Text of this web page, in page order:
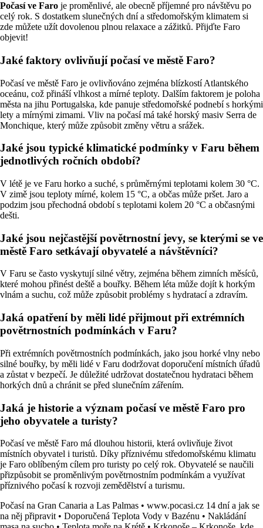
Počasí ve Faro je proměnlivé, ale obecně příjemné pro návštěvu po
celý rok. S dostatkem slunečných dní a středomořským klimatem si
zde můžete užít dovolenou plnou relaxace a zážitků. Přijďte Faro
objevit!
Jaké faktory ovlivňují počasí ve městě Faro?
Počasí ve městě Faro je ovlivňováno zejména blízkostí Atlantského
oceánu, což přináší vlhkost a mírné teploty. Dalším faktorem je poloha
města na jihu Portugalska, kde panuje středomořské podnebí s horkými
lety a mírnými zimami. Vliv na počasí má také horský masiv Serra de
Monchique, který může způsobit změny větru a srážek.
Jaké jsou typické klimatické podmínky v Faru během
jednotlivých ročních období?
V létě je ve Faru horko a suché, s průměrnými teplotami kolem 30 °C.
V zimě jsou teploty mírné, kolem 15 °C, a občas může pršet. Jaro a
podzim jsou přechodná období s teplotami kolem 20 °C a občasnými
dešti.
Jaké jsou nejčastější povětrnostní jevy, se kterými se ve
městě Faro setkávají obyvatelé a návštěvníci?
V Faru se často vyskytují silné větry, zejména během zimních měsíců,
které mohou přinést deště a bouřky. Během léta může dojít k horkým
vlnám a suchu, což může způsobit problémy s hydratací a zdravím.
Jaká opatření by měli lidé přijmout při extrémních
povětrnostních podmínkách v Faru?
Při extrémních povětrnostních podmínkách, jako jsou horké vlny nebo
silné bouřky, by měli lidé v Faru dodržovat doporučení místních úřadů
a zůstat v bezpečí. Je důležité udržovat dostatečnou hydrataci během
horkých dnů a chránit se před slunečním zářením.
Jaká je historie a význam počasí ve městě Faro pro
jeho obyvatele a turisty?
Počasí ve městě Faro má dlouhou historii, která ovlivňuje život
místních obyvatel i turistů. Díky příznivému středomořskému klimatu
je Faro oblíbeným cílem pro turisty po celý rok. Obyvatelé se naučili
přizpůsobit se proměnlivým povětrnostním podmínkám a využívat
příznivého počasí k rozvoji zemědělství a turismu.
Počasí na Gran Canaria a Las Palmas • www.pocasi.cz 14 dní a jak se
na něj připravit • Doporučená Teplota Vody v Bazénu • Nakládání